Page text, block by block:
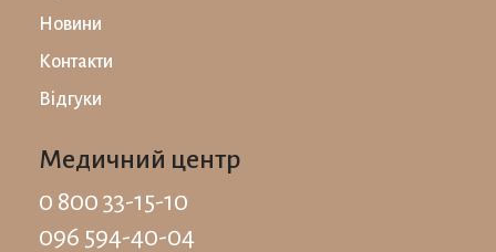
Новини
Контакти
Відгуки
Медичний центр
0 800 33-15-10
096 594-40-04